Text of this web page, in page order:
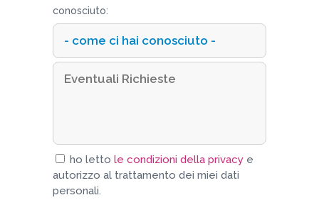
conosciuto:
ho letto le condizioni della privacy e
autorizzo al trattamento dei miei dati
personali.